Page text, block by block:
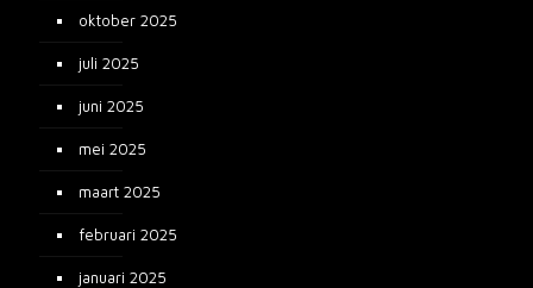
oktober 2025
juli 2025
juni 2025
mei 2025
maart 2025
februari 2025
januari 2025